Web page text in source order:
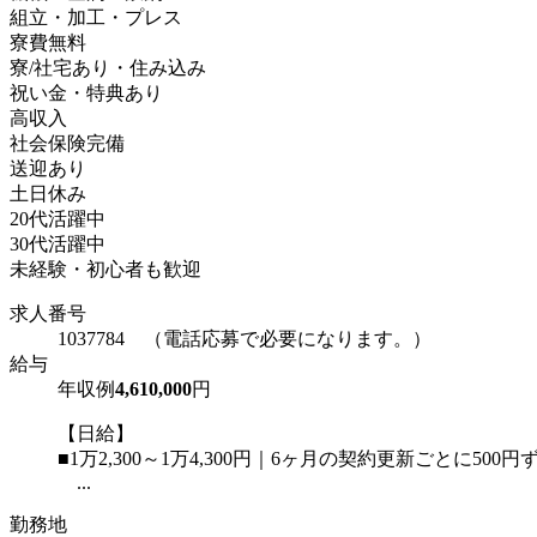
組立・加工・プレス
寮費無料
寮/社宅あり・住み込み
祝い金・特典あり
高収入
社会保険完備
送迎あり
土日休み
20代活躍中
30代活躍中
未経験・初心者も歓迎
求人番号
1037784 （電話応募で必要になります。）
給与
年収例4,610,000円
【日給】
■1万2,300～1万4,300円｜6ヶ月の契約更新ごとに500円
...
勤務地